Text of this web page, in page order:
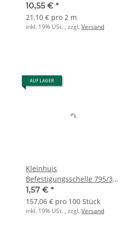
10,55 € *
21,10 € pro 2 m
inkl. 19% USt. , zzgl.Versand
AUF LAGER
Kleinhuis
Befestigungsschelle 795/31
PE zweilappig
1,57 € *
157,06 € pro 100 Stück
inkl. 19% USt. , zzgl.Versand